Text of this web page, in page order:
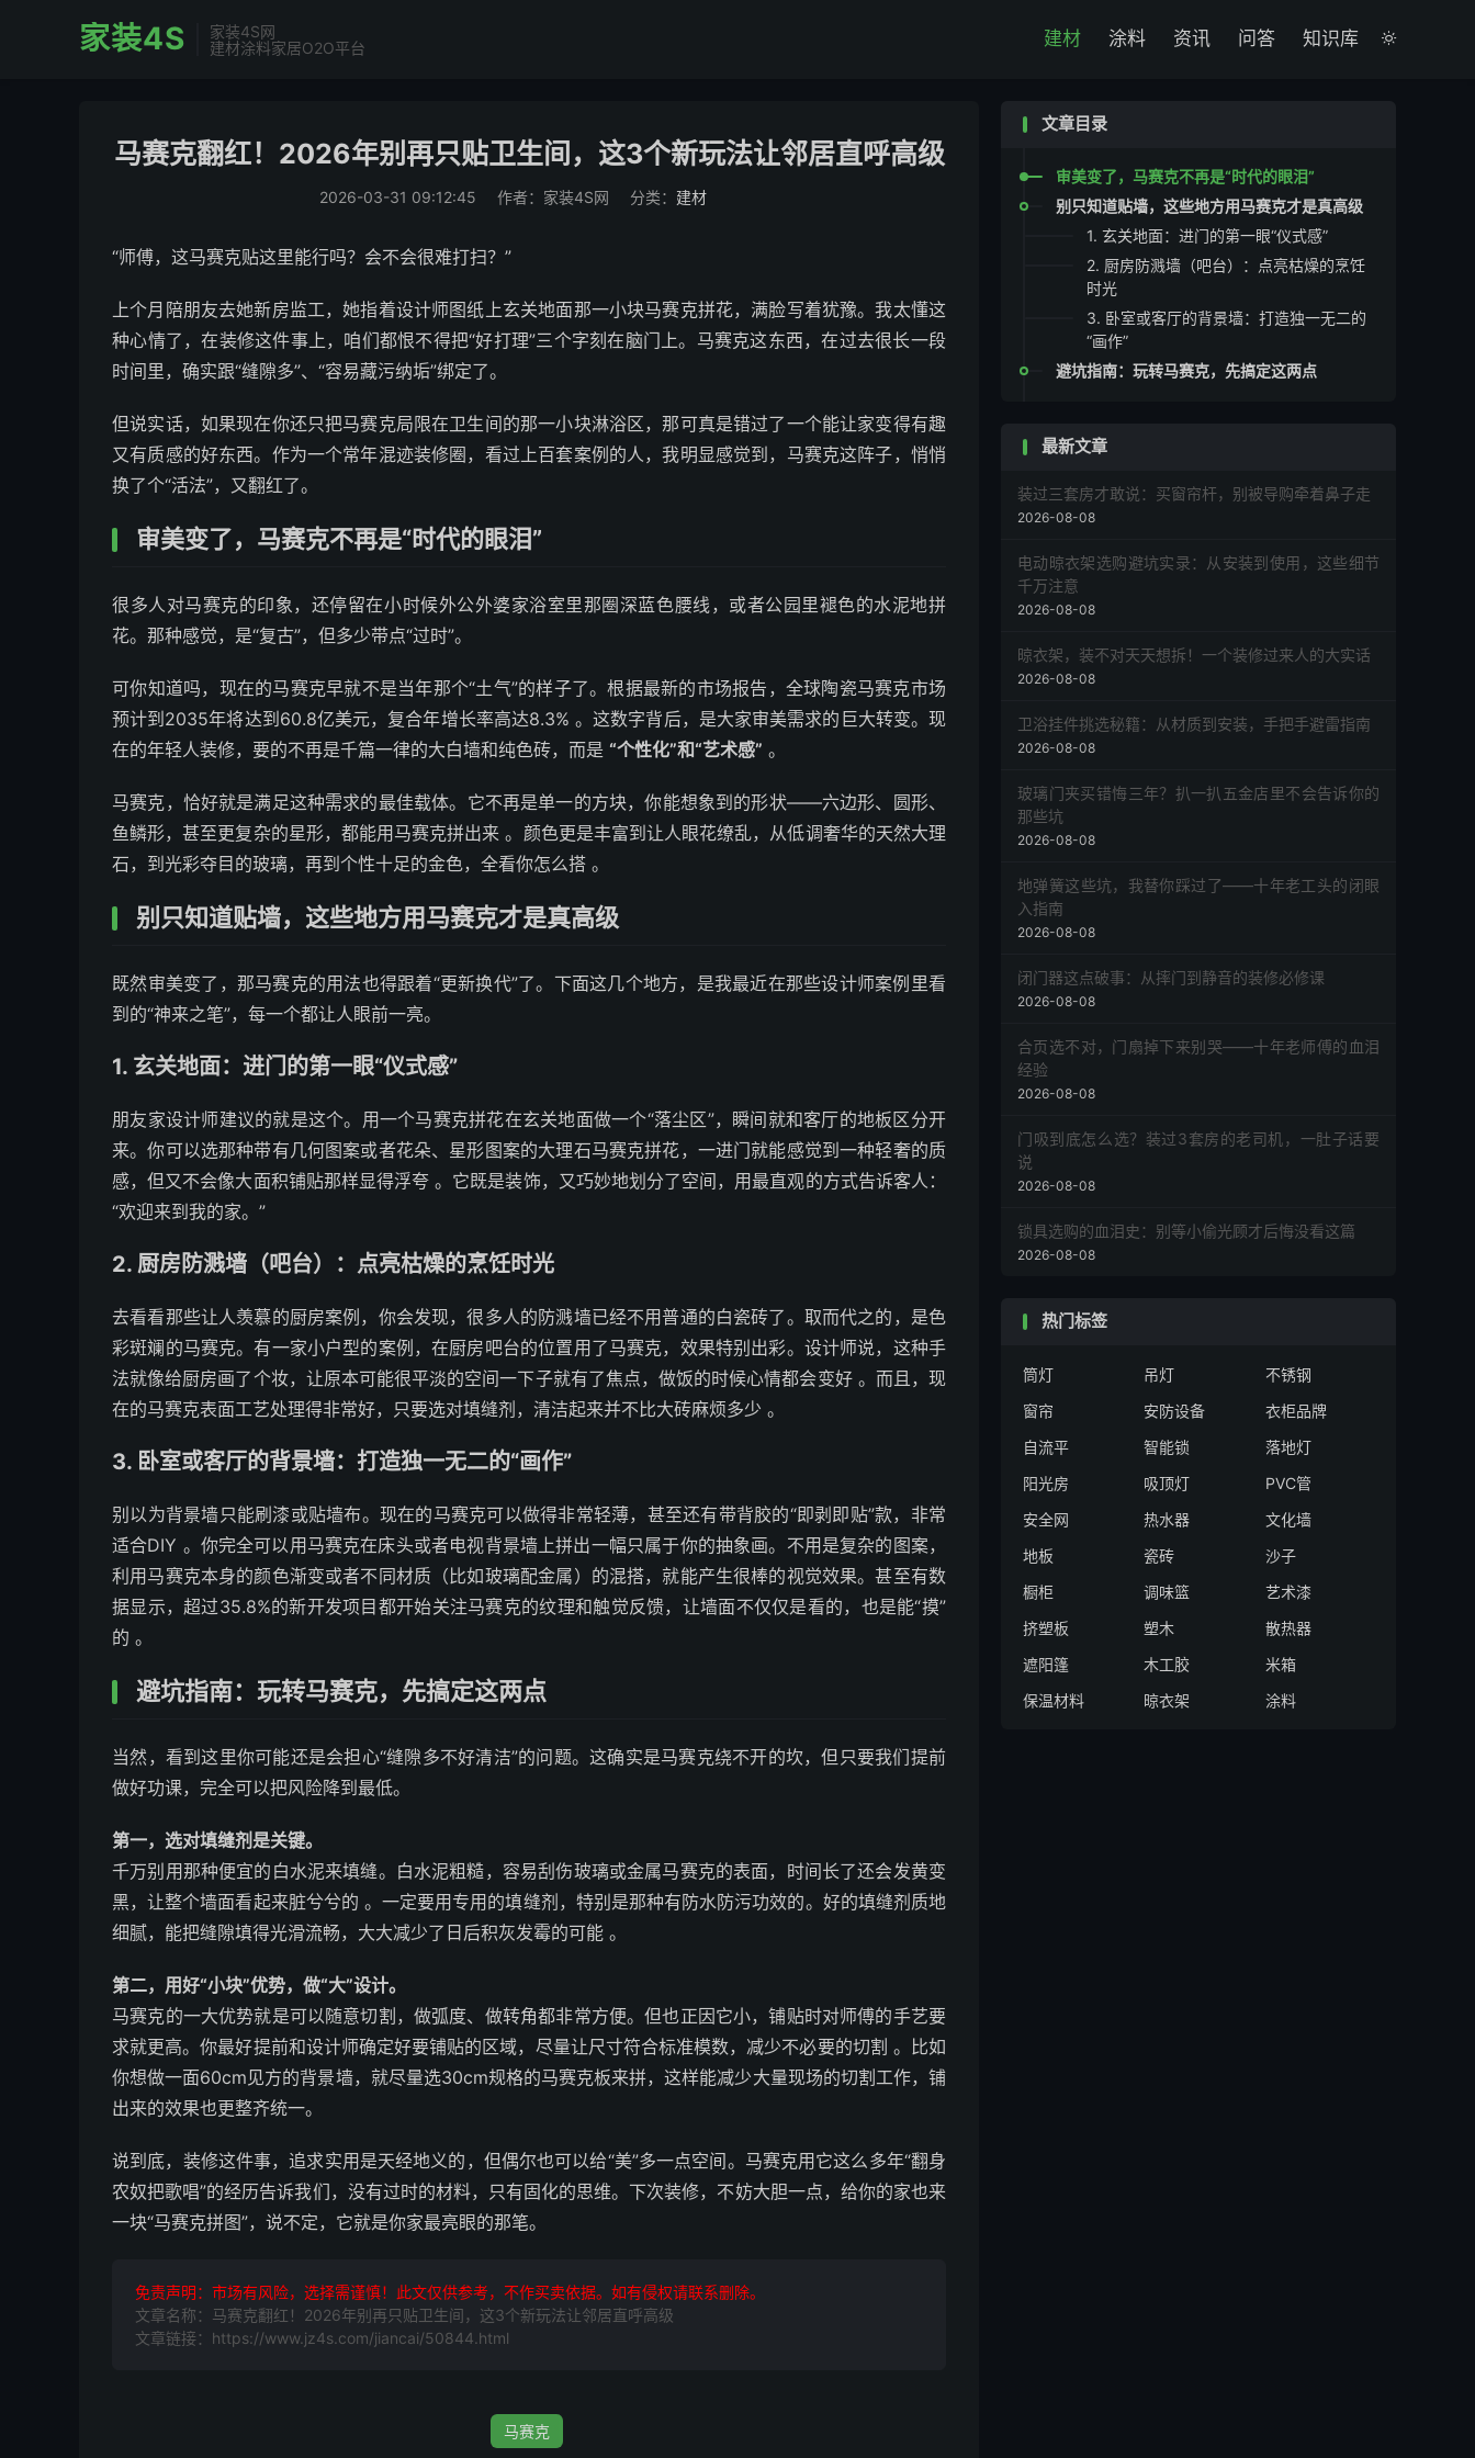
家装4S
家装4S网
建材涂料家居O2O平台

建材 涂料 资讯 问答 知识库
马赛克翻红！2026年别再只贴卫生间，这3个新玩法让邻居直呼高级
2026-03-31 09:12:45 作者：家装4S网 分类： 建材
“师傅，这马赛克贴这里能行吗？会不会很难打扫？”
上个月陪朋友去她新房监工，她指着设计师图纸上玄关地面那一小块马赛克拼花，满脸写着犹豫。我太懂这
种心情了，在装修这件事上，咱们都恨不得把“好打理”三个字刻在脑门上。马赛克这东西，在过去很长一段
时间里，确实跟“缝隙多”、“容易藏污纳垢”绑定了。
但说实话，如果现在你还只把马赛克局限在卫生间的那一小块淋浴区，那可真是错过了一个能让家变得有趣
又有质感的好东西。作为一个常年混迹装修圈，看过上百套案例的人，我明显感觉到，马赛克这阵子，悄悄
换了个“活法”，又翻红了。
审美变了，马赛克不再是“时代的眼泪”
很多人对马赛克的印象，还停留在小时候外公外婆家浴室里那圈深蓝色腰线，或者公园里褪色的水泥地拼
花。那种感觉，是“复古”，但多少带点“过时”。
可你知道吗，现在的马赛克早就不是当年那个“土气”的样子了。根据最新的市场报告，全球陶瓷马赛克市场
预计到2035年将达到60.8亿美元，复合年增长率高达8.3% 。这数字背后，是大家审美需求的巨大转变。现
在的年轻人装修，要的不再是千篇一律的大白墙和纯色砖，而是 “个性化”和“艺术感” 。
马赛克，恰好就是满足这种需求的最佳载体。它不再是单一的方块，你能想象到的形状——六边形、圆形、
鱼鳞形，甚至更复杂的星形，都能用马赛克拼出来 。颜色更是丰富到让人眼花缭乱，从低调奢华的天然大理
石，到光彩夺目的玻璃，再到个性十足的金色，全看你怎么搭 。
别只知道贴墙，这些地方用马赛克才是真高级
既然审美变了，那马赛克的用法也得跟着“更新换代”了。下面这几个地方，是我最近在那些设计师案例里看
到的“神来之笔”，每一个都让人眼前一亮。
1. 玄关地面：进门的第一眼“仪式感”
朋友家设计师建议的就是这个。用一个马赛克拼花在玄关地面做一个“落尘区”，瞬间就和客厅的地板区分开
来。你可以选那种带有几何图案或者花朵、星形图案的大理石马赛克拼花，一进门就能感觉到一种轻奢的质
感，但又不会像大面积铺贴那样显得浮夸 。它既是装饰，又巧妙地划分了空间，用最直观的方式告诉客人：
“欢迎来到我的家。”
2. 厨房防溅墙（吧台）：点亮枯燥的烹饪时光
去看看那些让人羡慕的厨房案例，你会发现，很多人的防溅墙已经不用普通的白瓷砖了。取而代之的，是色
彩斑斓的马赛克。有一家小户型的案例，在厨房吧台的位置用了马赛克，效果特别出彩。设计师说，这种手
法就像给厨房画了个妆，让原本可能很平淡的空间一下子就有了焦点，做饭的时候心情都会变好 。而且，现
在的马赛克表面工艺处理得非常好，只要选对填缝剂，清洁起来并不比大砖麻烦多少 。
3. 卧室或客厅的背景墙：打造独一无二的“画作”
别以为背景墙只能刷漆或贴墙布。现在的马赛克可以做得非常轻薄，甚至还有带背胶的“即剥即贴”款，非常
适合DIY 。你完全可以用马赛克在床头或者电视背景墙上拼出一幅只属于你的抽象画。不用是复杂的图案，
利用马赛克本身的颜色渐变或者不同材质（比如玻璃配金属）的混搭，就能产生很棒的视觉效果。甚至有数
据显示，超过35.8%的新开发项目都开始关注马赛克的纹理和触觉反馈，让墙面不仅仅是看的，也是能“摸”
的 。
避坑指南：玩转马赛克，先搞定这两点
当然，看到这里你可能还是会担心“缝隙多不好清洁”的问题。这确实是马赛克绕不开的坎，但只要我们提前
做好功课，完全可以把风险降到最低。
第一，选对填缝剂是关键。
千万别用那种便宜的白水泥来填缝。白水泥粗糙，容易刮伤玻璃或金属马赛克的表面，时间长了还会发黄变
黑，让整个墙面看起来脏兮兮的 。一定要用专用的填缝剂，特别是那种有防水防污功效的。好的填缝剂质地
细腻，能把缝隙填得光滑流畅，大大减少了日后积灰发霉的可能 。
第二，用好“小块”优势，做“大”设计。
马赛克的一大优势就是可以随意切割，做弧度、做转角都非常方便。但也正因它小，铺贴时对师傅的手艺要
求就更高。你最好提前和设计师确定好要铺贴的区域，尽量让尺寸符合标准模数，减少不必要的切割 。比如
你想做一面60cm见方的背景墙，就尽量选30cm规格的马赛克板来拼，这样能减少大量现场的切割工作，铺
出来的效果也更整齐统一。
说到底，装修这件事，追求实用是天经地义的，但偶尔也可以给“美”多一点空间。马赛克用它这么多年“翻身
农奴把歌唱”的经历告诉我们，没有过时的材料，只有固化的思维。下次装修，不妨大胆一点，给你的家也来
一块“马赛克拼图”，说不定，它就是你家最亮眼的那笔。
免责声明：市场有风险，选择需谨慎！此文仅供参考，不作买卖依据。如有侵权请联系删除。
文章名称：马赛克翻红！2026年别再只贴卫生间，这3个新玩法让邻居直呼高级
文章链接：https://www.jz4s.com/jiancai/50844.html
马赛克
文章目录
审美变了，马赛克不再是“时代的眼泪”
别只知道贴墙，这些地方用马赛克才是真高级
1. 玄关地面：进门的第一眼“仪式感”
2. 厨房防溅墙（吧台）：点亮枯燥的烹饪
时光
3. 卧室或客厅的背景墙：打造独一无二的
“画作”
避坑指南：玩转马赛克，先搞定这两点
最新文章
装过三套房才敢说：买窗帘杆，别被导购牵着鼻子走
2026-08-08
电动晾衣架选购避坑实录：从安装到使用，这些细节
千万注意
2026-08-08
晾衣架，装不对天天想拆！一个装修过来人的大实话
2026-08-08
卫浴挂件挑选秘籍：从材质到安装，手把手避雷指南
2026-08-08
玻璃门夹买错悔三年？扒一扒五金店里不会告诉你的
那些坑
2026-08-08
地弹簧这些坑，我替你踩过了——十年老工头的闭眼
入指南
2026-08-08
闭门器这点破事：从摔门到静音的装修必修课
2026-08-08
合页选不对，门扇掉下来别哭——十年老师傅的血泪
经验
2026-08-08
门吸到底怎么选？装过3套房的老司机，一肚子话要
说
2026-08-08
锁具选购的血泪史：别等小偷光顾才后悔没看这篇
2026-08-08
热门标签
筒灯 吊灯
不锈钢
窗帘
安防设备
衣柜品牌
自流平
智能锁
落地灯
阳光房
吸顶灯
PVC管
安全网
热水器
文化墙
地板
瓷砖
沙子
橱柜
调味篮
艺术漆
挤塑板
塑木
散热器
遮阳篷
木工胶
米箱
保温材料
晾衣架 涂料